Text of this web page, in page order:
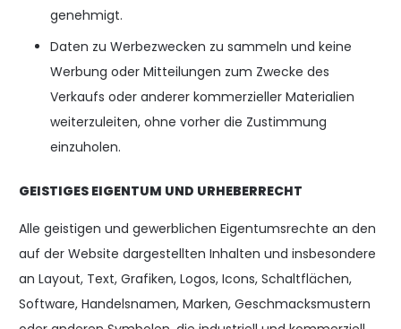
genehmigt.
Daten zu Werbezwecken zu sammeln und keine
Werbung oder Mitteilungen zum Zwecke des
Verkaufs oder anderer kommerzieller Materialien
weiterzuleiten, ohne vorher die Zustimmung
einzuholen.
GEISTIGES EIGENTUM UND URHEBERRECHT
Alle geistigen und gewerblichen Eigentumsrechte an den
auf der Website dargestellten Inhalten und insbesondere
an Layout, Text, Grafiken, Logos, Icons, Schaltflächen,
Software, Handelsnamen, Marken, Geschmacksmustern